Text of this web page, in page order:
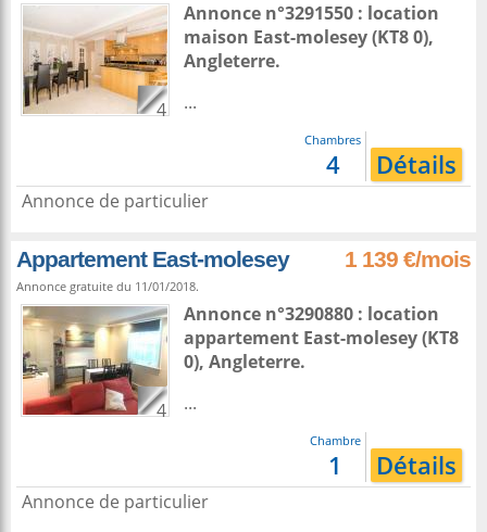
4
Annonce n°3291550 : location
maison East-molesey(KT8 0),
Angleterre.
...
Chambres
4 Détails
Annonce de particulier
Appartement East-molesey 1 139 €/mois
Annonce gratuite du 11/01/2018.
4
Annonce n°3290880 : location
appartement East-molesey(KT8
0), Angleterre.
...
Chambre
1 Détails
Annonce de particulier